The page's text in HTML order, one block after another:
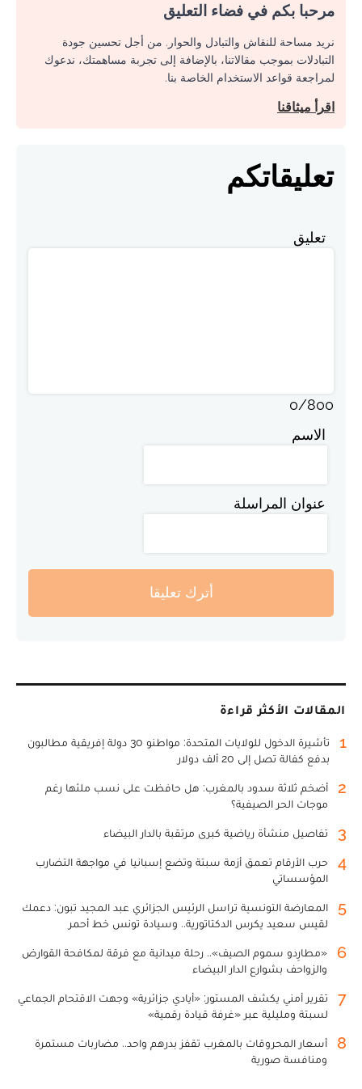
مرحبا بكم في فضاء التعليق
نريد مساحة للنقاش والتبادل والحوار. من أجل تحسين جودة
التبادلات بموجب مقالاتنا، بالإضافة إلى تجربة مساهمتك، ندعوك
لمراجعة قواعد الاستخدام الخاصة بنا.
اقرأ ميثاقنا
تعليقاتكم
تعليق
0/800
الاسم
عنوان المراسلة
أترك تعليقا
المقالات الأكثر قراءة
1
تأشيرة الدخول للولايات المتحدة: مواطنو 30 دولة إفريقية مطالبون
بدفع كفالة تصل إلى 20 ألف دولار
2
أضخم ثلاثة سدود بالمغرب: هل حافظت على نسب ملئها رغم
موجات الحر الصيفية؟
3 تفاصيل منشأة رياضية كبرى مرتقبة بالدار البيضاء
4
حرب الأرقام تعمق أزمة سبتة وتضع إسبانيا في مواجهة التضارب
المؤسساتي
5
المعارضة التونسية تراسل الرئيس الجزائري عبد المجيد تبون: دعمك
لقيس سعيد يكرس الدكتاتورية.. وسيادة تونس خط أحمر
6
«مطارِدو سموم الصيف».. رحلة ميدانية مع فرقة لمكافحة القوارض
والزواحف بشوارع الدار البيضاء
7
تقرير أمني يكشف المستور: «أيادي جزائرية» وجهت الاقتحام الجماعي
لسبتة ومليلية عبر «غرفة قيادة رقمية»
8
أسعار المحروقات بالمغرب تقفز بدرهم واحد.. مضاربات مستمرة
ومنافسة صورية